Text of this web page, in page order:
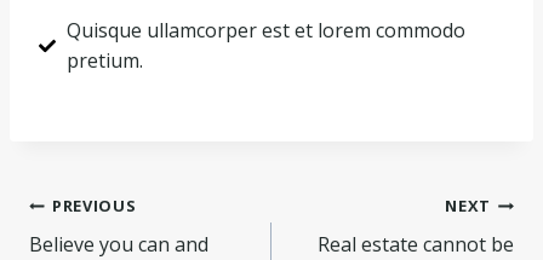
Quisque ullamcorper est et lorem commodo
pretium.
PREVIOUS
Believe you can and
NEXT
Real estate cannot be